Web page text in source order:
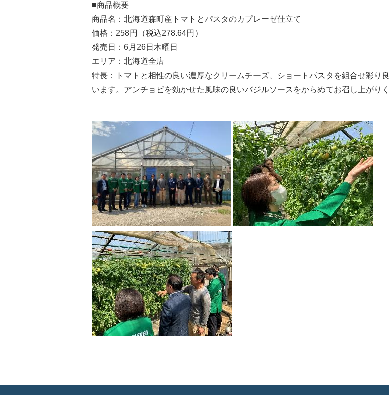
■商品概要
商品名：北海道森町産トマトとパスタのカプレーゼ仕立て
価格：258円（税込278.64円）
発売日：6月26日木曜日
エリア：北海道全店
特長：トマトと相性の良い濃厚なクリームチーズ、ショートパスタを組合せ彩り
います。アンチョビを効かせた風味の良いバジルソースをからめてお召し上がりく